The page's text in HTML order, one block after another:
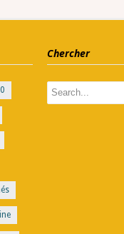
Chercher